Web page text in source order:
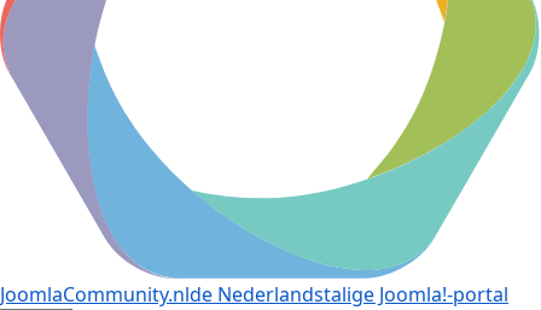
JoomlaCommunity.nlde Nederlandstalige Joomla!-portal